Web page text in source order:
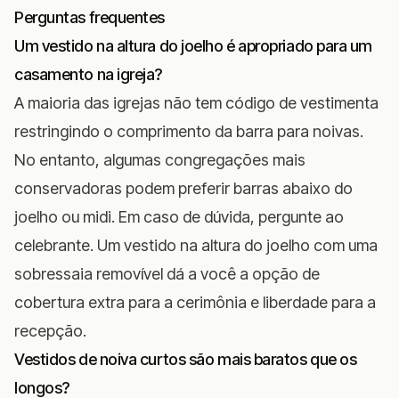
Perguntas frequentes
Um vestido na altura do joelho é apropriado para um
casamento na igreja?
A maioria das igrejas não tem código de vestimenta
restringindo o comprimento da barra para noivas.
No entanto, algumas congregações mais
conservadoras podem preferir barras abaixo do
joelho ou midi. Em caso de dúvida, pergunte ao
celebrante. Um vestido na altura do joelho com uma
sobressaia removível dá a você a opção de
cobertura extra para a cerimônia e liberdade para a
recepção.
Vestidos de noiva curtos são mais baratos que os
longos?